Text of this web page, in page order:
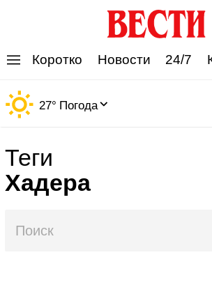
Коротко Новости 24/7
27° Погода
Теги
Хадера